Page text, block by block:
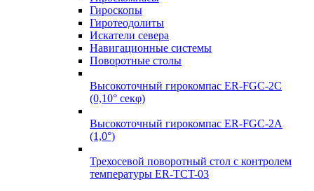
Гироскопы
Гиротеодолиты
Искатели севера
Навигационные системы
Поворотные столы
Высокоточный гирокомпас ER-FGC-2C
(0,10° секφ)
Высокоточный гирокомпас ER-FGC-2A
(1,0°)
Трехосевой поворотный стол с контролем
температуры ER-TCT-03